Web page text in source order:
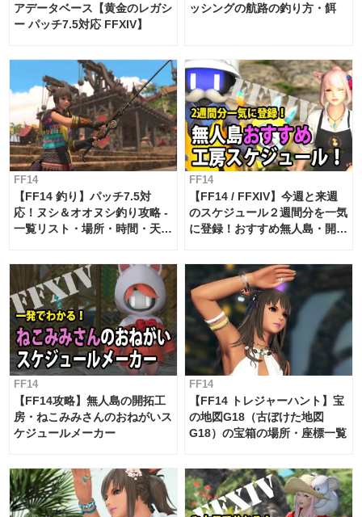
アデータベース【黄金のレガシ
ー パッチ7.5対応 FFXIV】
ッシングの航路の釣り方・餌
FF14
【FF14 釣り】パッチ7.5対
応！ヌシ＆オオヌシ釣り攻略 -
一覧リスト・場所・時間・天
FF14
【FF14 / FFXIV】今週と来週
のスケジュール２週間分を一気
に登録！おすすめ無人島・開拓
対応 / 毎週更新中】
FF14
【FF14攻略】無人島の開拓工
房・ねこみみさんのおねがいス
ケジュールメーカー
FF14
【FF14 トレジャーハント】宝
の地図G18（古ぼけた地図
G18）の宝箱の場所・座標一覧